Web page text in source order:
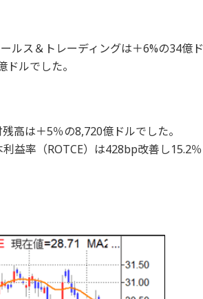
ルス＆トレーディングは＋6%の34億ド
ルでした。
高は＋5％の8,720億ドルでした。
益率（ROTCE）は428bp改善し15.2％